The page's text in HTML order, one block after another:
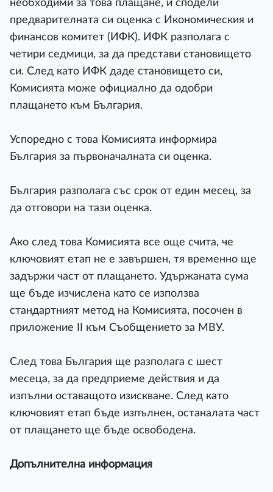
необходими за това плащане, и сподели
предварителната си оценка с Икономическия и
финансов комитет (ИФК). ИФК разполага с
четири седмици, за да представи становището
си. След като ИФК даде становището си,
Комисията може официално да одобри
плащането към България.
Успоредно с това Комисията информира
България за първоначалната си оценка.
България разполага със срок от един месец, за
да отговори на тази оценка.
Ако след това Комисията все още счита, че
ключовият етап не е завършен, тя временно ще
задържи част от плащането. Удържаната сума
ще бъде изчислена като се използва
стандартният метод на Комисията, посочен в
приложение II към Съобщението за МВУ.
След това България ще разполага с шест
месеца, за да предприеме действия и да
изпълни оставащото изискване. След като
ключовият етап бъде изпълнен, останалата част
от плащането ще бъде освободена.
Допълнителна информация